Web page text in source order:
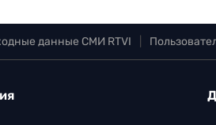
данные СМИ RTVI